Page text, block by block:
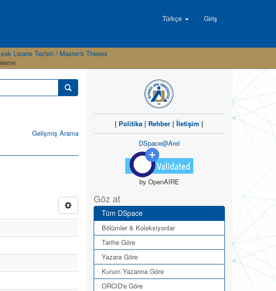
Türkçe Giriş
Lisans Tezleri / Master's Theses
Gelişmiş Arama
| Politika | Rehber |İletişim |
DSpace@Arel
by OpenAIRE
Göz at
Tüm DSpace
Bölümler & Koleksiyonlar
Tarihe Göre
Yazara Göre
Kurum Yazarına Göre
ORCID'e Göre